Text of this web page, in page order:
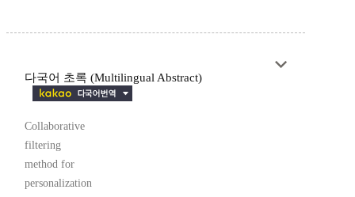
다국어 초록 (Multilingual Abstract)
Collaborative
filtering
method for
personalization